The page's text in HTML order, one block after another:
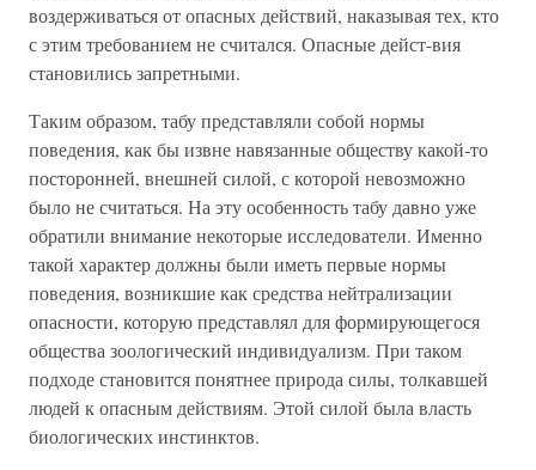
воздерживаться от опасных действий, наказывая тех, кто
с этим требованием не считался. Опасные дейст-вия
становились запретными.
Таким образом, табу представляли собой нормы
поведения, как бы извне навязанные обществу какой-то
посторонней, внешней силой, с которой невозможно
было не считаться. На эту особенность табу давно уже
обратили внимание некоторые исследователи. Именно
такой характер должны были иметь первые нормы
поведения, возникшие как средства нейтрализации
опасности, которую представлял для формирующегося
общества зоологический индивидуализм. При таком
подходе становится понятнее природа силы, толкавшей
людей к опасным действиям. Этой силой была власть
биологических инстинктов.